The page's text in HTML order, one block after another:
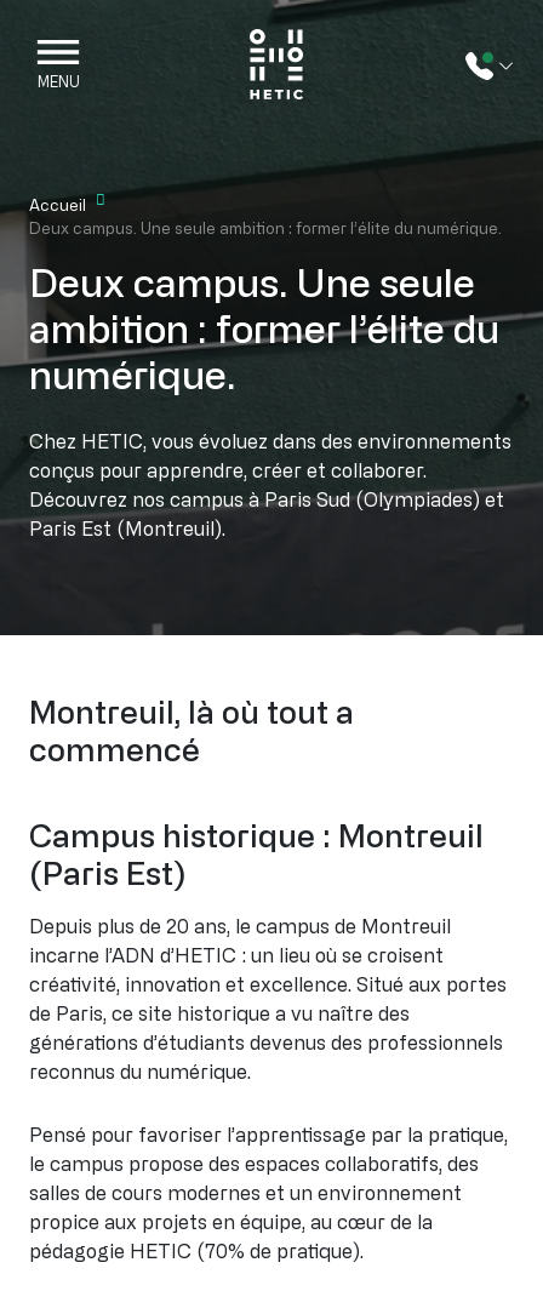
Mobile navigation
MENU
Accueil
Deux campus. Une seule ambition : former l’élite du numérique.
Deux campus. Une seule
ambition : former l’élite du
numérique.
Chez HETIC, vous évoluez dans des environnements
conçus pour apprendre, créer et collaborer.
Découvrez nos campus à Paris Sud (Olympiades) et
Paris Est (Montreuil).
Montreuil, là où tout a
commencé
Campus historique : Montreuil
(Paris Est)
Depuis plus de 20 ans, le campus de Montreuil
incarne l’ADN d’HETIC : un lieu où se croisent
créativité, innovation et excellence. Situé aux portes
de Paris, ce site historique a vu naître des
générations d’étudiants devenus des professionnels
reconnus du numérique.
Pensé pour favoriser l’apprentissage par la pratique,
le campus propose des espaces collaboratifs, des
salles de cours modernes et un environnement
propice aux projets en équipe, au cœur de la
pédagogie HETIC (70% de pratique).